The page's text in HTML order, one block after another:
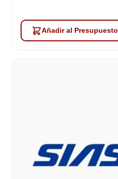
Añadir al Presupuesto